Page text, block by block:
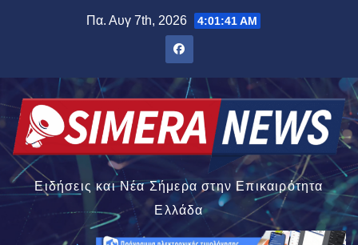
Πα. Αυγ 7th, 2026 4:01:41 AM
Ειδήσεις και Νέα Σήμερα στην Επικαιρότητα
Ελλάδα